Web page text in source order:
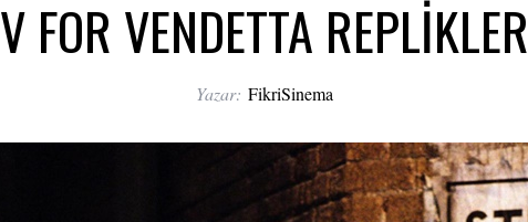
V FOR VENDETTA REPLİKLER
Yazar: FikriSinema